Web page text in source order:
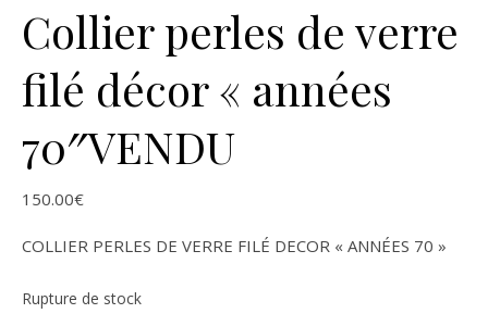
Collier perles de verre
filé décor « années
70″VENDU
150.00€
COLLIER PERLES DE VERRE FILÉ DECOR « ANNÉES 70 »
Rupture de stock